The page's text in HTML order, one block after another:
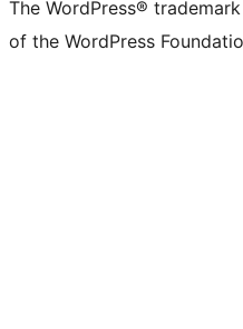
The WordPress®
of the WordPress